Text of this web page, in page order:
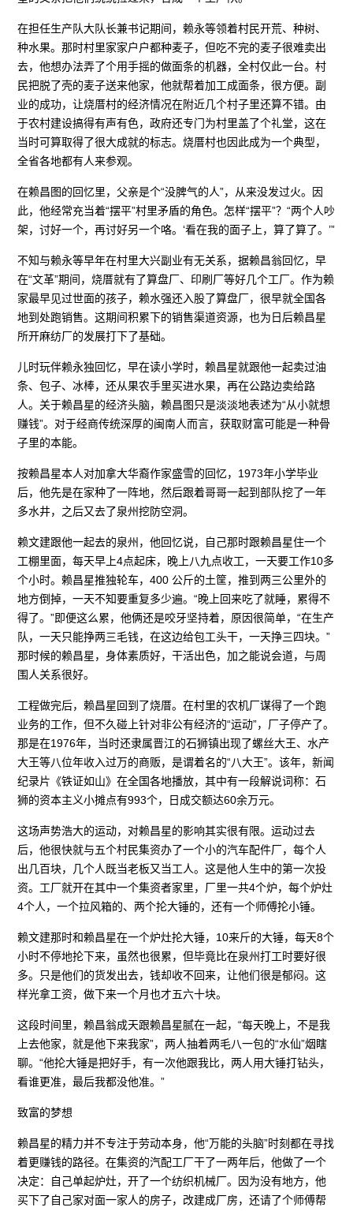
在担任生产队大队长兼书记期间，赖永等领着村民开荒、种树、
种水果。那时村里家家户户都种麦子，但吃不完的麦子很难卖出
去，他想办法弄了个用手摇的做面条的机器，全村仅此一台。村
民把脱了壳的麦子送来他家，他就帮着加工成面条，很方便。副
业的成功，让烧厝村的经济情况在附近几个村子里还算不错。由
于农村建设搞得有声有色，政府还专门为村里盖了个礼堂，这在
当时可算取得了很大成就的标志。烧厝村也因此成为一个典型，
全省各地都有人来参观。
在赖昌图的回忆里，父亲是个“没脾气的人”，从来没发过火。因
此，他经常充当着“摆平”村里矛盾的角色。怎样“摆平”？“两个人吵
架，讨好一个，再讨好另一个咯。‘看在我的面子上，算了算了。’”
不知与赖永等早年在村里大兴副业有无关系，据赖昌翁回忆，早
在“文革”期间，烧厝就有了算盘厂、印刷厂等好几个工厂。作为赖
家最早见过世面的孩子，赖水强还入股了算盘厂，很早就全国各
地到处跑销售。这期间积累下的销售渠道资源，也为日后赖昌星
所开麻纺厂的发展打下了基础。
儿时玩伴赖永独回忆，早在读小学时，赖昌星就跟他一起卖过油
条、包子、冰棒，还从果农手里买进水果，再在公路边卖给路
人。关于赖昌星的经济头脑，赖昌图只是淡淡地表述为“从小就想
赚钱”。对于经商传统深厚的闽南人而言，获取财富可能是一种骨
子里的本能。
按赖昌星本人对加拿大华裔作家盛雪的回忆，1973年小学毕业
后，他先是在家种了一阵地，然后跟着哥哥一起到部队挖了一年
多水井，之后又去了泉州挖防空洞。
赖文建跟他一起去的泉州，他回忆说，自己那时跟赖昌星住一个
工棚里面，每天早上4点起床，晚上八九点收工，一天要工作10多
个小时。赖昌星推独轮车，400 公斤的土筐，推到两三公里外的
地方倒掉，一天不知要重复多少遍。“晚上回来吃了就睡，累得不
得了。”即便这么累，他俩还是咬牙坚持着，原因很简单，“在生产
队，一天只能挣两三毛钱，在这边给包工头干，一天挣三四块。”
那时候的赖昌星，身体素质好，干活出色，加之能说会道，与周
围人关系很好。
工程做完后，赖昌星回到了烧厝。在村里的农机厂谋得了一个跑
业务的工作，但不久碰上针对非公有经济的“运动”，厂子停产了。
那是在1976年，当时还隶属晋江的石狮镇出现了螺丝大王、水产
大王等八位年收入过万的商贩，是谓着名的“八大王”。该年，新闻
纪录片《铁证如山》在全国各地播放，其中有一段解说词称：石
狮的资本主义小摊点有993个，日成交额达60余万元。
这场声势浩大的运动，对赖昌星的影响其实很有限。运动过去
后，他很快就与五个村民集资办了一个小的汽车配件厂，每个人
出几百块，几个人既当老板又当工人。这是他人生中的第一次投
资。工厂就开在其中一个集资者家里，厂里一共4个炉，每个炉灶
4个人，一个拉风箱的、两个抡大锤的，还有一个师傅抡小锤。
赖文建那时和赖昌星在一个炉灶抡大锤，10来斤的大锤，每天8个
小时不停地抡下来，虽然也很累，但毕竟比在泉州打工时要好很
多。只是他们的货发出去，钱却收不回来，让他们很是郁闷。这
样光拿工资，做下来一个月也才五六十块。
这段时间里，赖昌翁成天跟赖昌星腻在一起，“每天晚上，不是我
上去他家，就是他下来我家”，两人抽着两毛八一包的“水仙”烟瞎
聊。“他抡大锤是把好手，有一次他跟我比，两人用大锤打钻头，
看谁更准，最后我都没他准。”
致富的梦想
赖昌星的精力并不专注于劳动本身，他“万能的头脑”时刻都在寻找
着更赚钱的路径。在集资的汽配工厂干了一两年后，他做了一个
决定：自己单起炉灶，开了一个纺织机械厂。因为没有地方，他
买下了自己家对面一家人的房子，改建成厂房，还请了个师傅帮